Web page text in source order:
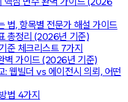
법, 항목별 전문가 해설 가이드
총정리 (2026년 기준)
준 체크리스트 7가지
벽 가이드 (2026년 기준)
: 웹빌더 vs 에이전시 의뢰, 어떤
법 4가지